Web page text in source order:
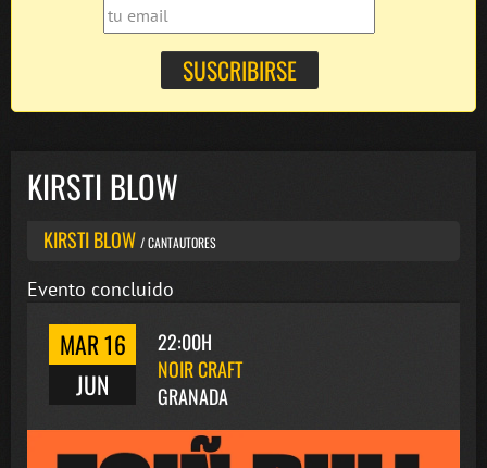
KIRSTI BLOW
KIRSTI BLOW / CANTAUTORES
Evento concluido
MAR 16
JUN
22:00H
NOIR CRAFT
GRANADA